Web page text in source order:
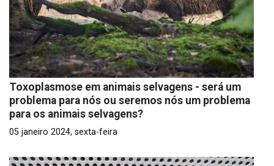
Toxoplasmose em animais selvagens - será um
problema para nós ou seremos nós um problema
para os animais selvagens?
05 janeiro 2024, sexta-feira